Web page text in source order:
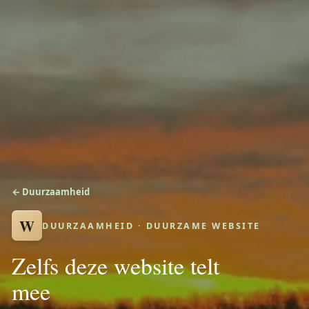
← Duurzaamheid
W DUURZAAMHEID · DUURZAME WEBSITE
Zelfs deze website telt
mee